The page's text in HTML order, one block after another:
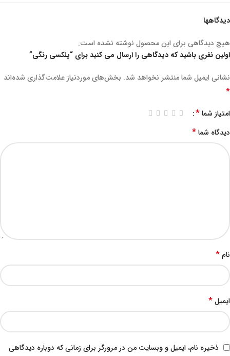
دیدگاهها
هیچ دیدگاهی برای این محصول نوشته نشده است.
اولین نفری باشید که دیدگاهی را ارسال می کنید برای “پلکسی رنگی”
نشانی ایمیل شما منتشر نخواهد شد. بخش‌های موردنیاز علامت‌گذاری شده‌اند
*
امتیاز شما*
دیدگاه شما*
نام*
ایمیل*
ذخیره نام، ایمیل و وبسایت من در مرورگر برای زمانی که دوباره دیدگاهی